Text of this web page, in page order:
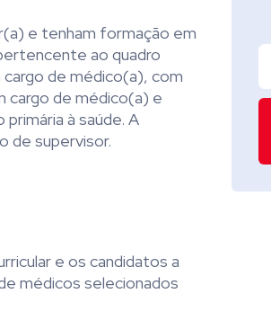
e tenham formação em
ao quadro
de médico(a), com
cargo de médico(a) e
à saúde. A
de supervisor.
e os candidatos a
médicos selecionados